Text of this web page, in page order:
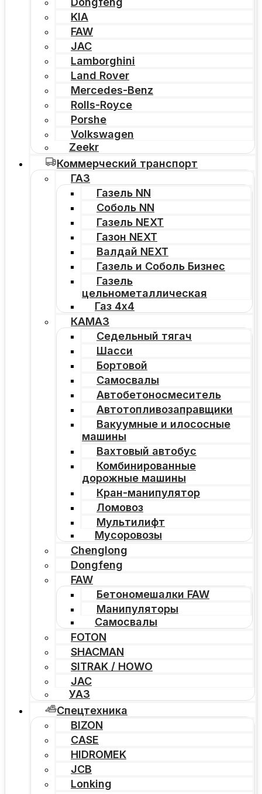
KIA
FAW
JAC
Lamborghini
Land Rover
Mercedes-Benz
Rolls-Royce
Porshe
Volkswagen
Zeekr
Коммерческий транспорт
ГАЗ
Газель NN
Соболь NN
Газель NEXT
Газон NEXT
Валдай NEXT
Газель и Соболь Бизнес
Газель
цельнометаллическая
Газ 4х4
КАМАЗ
Седельный тягач
Шасси
Бортовой
Самосвалы
Автобетоносмеситель
Автотопливозаправщики
Вакуумные и илососные
машины
Вахтовый автобус
Комбинированные
дорожные машины
Кран-манипулятор
Ломовоз
Мультилифт
Мусоровозы
Chenglong
Dongfeng
FAW
Бетономешалки FAW
Манипуляторы
Самосвалы
FOTON
SHACMAN
SITRAK / HOWO
JAC
УАЗ
Спецтехника
BIZON
CASE
HIDROMEK
JCB
Lonking